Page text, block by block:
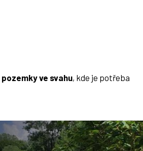
pozemky ve svahu, kde je potřeba